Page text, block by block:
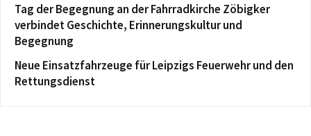
Tag der Begegnung an der Fahrradkirche Zöbigker
verbindet Geschichte, Erinnerungskultur und
Begegnung
Neue Einsatzfahrzeuge für Leipzigs Feuerwehr und den
Rettungsdienst